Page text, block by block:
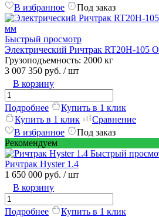
В избранное
Под заказ
Быстрый просмотр
Электрический Ричтрак RT20H-105
Грузоподъемность: 2000 кг
3 007 350 руб. / шт
В корзину
Подробнее
Купить в 1 клик
Купить в 1 клик
Сравнение
В избранное
Под заказ
Рекомендуем
Быстрый
Ричтрак Hyster 1.4
1 650 000 руб. / шт
В корзину
Подробнее
Купить в 1 клик